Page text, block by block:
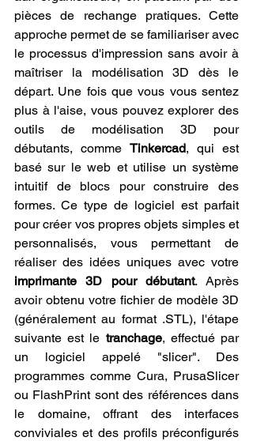
pièces de rechange pratiques. Cette
approche permet de se familiariser avec
le processus d'impression sans avoir à
maîtriser la modélisation 3D dès le
départ. Une fois que vous vous sentez
plus à l'aise, vous pouvez explorer des
outils de modélisation 3D pour
débutants, comme Tinkercad, qui est
basé sur le web et utilise un système
intuitif de blocs pour construire des
formes. Ce type de logiciel est parfait
pour créer vos propres objets simples et
personnalisés, vous permettant de
imprimante 3D pour débutant. Après
avoir obtenu votre fichier de modèle 3D
(généralement au format .STL), l'étape
suivante est le tranchage, effectué par
un logiciel appelé "slicer". Des
programmes comme Cura, PrusaSlicer
ou FlashPrint sont des références dans
le domaine, offrant des interfaces
conviviales et des profils préconfigurés